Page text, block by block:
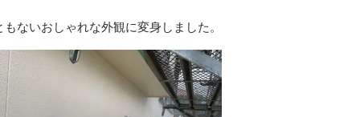
ないおしゃれな外観に変身しました。